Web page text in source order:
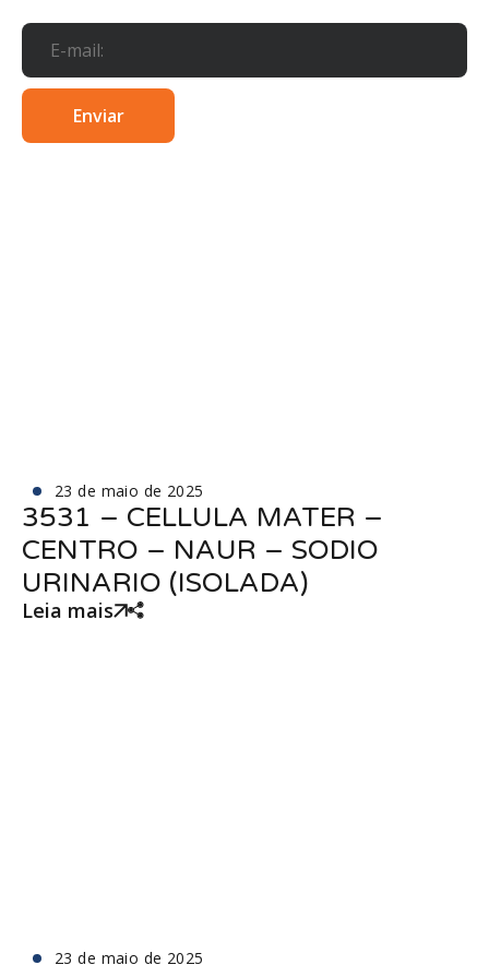
23 de maio de 2025
3531 – CELLULA MATER –
CENTRO – NAUR – SODIO
URINARIO (ISOLADA)
Leia mais
23 de maio de 2025